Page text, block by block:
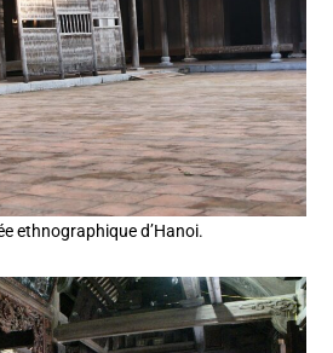
ethnographique d’Hanoi.